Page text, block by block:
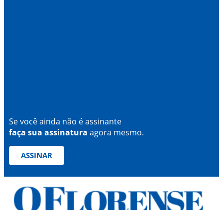
Se você ainda não é assinante
faça sua assinatura agora mesmo.
ASSINAR